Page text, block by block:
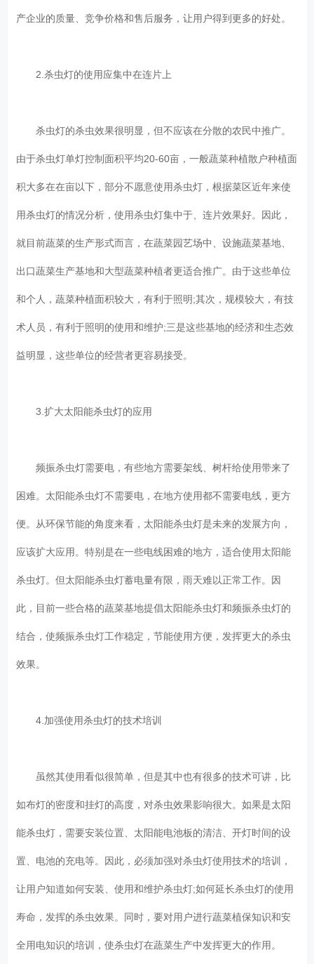
产企业的质量、竞争价格和售后服务，让用户得到更多的好处。
2.杀虫灯的使用应集中在连片上
杀虫灯的杀虫效果很明显，但不应该在分散的农民中推广。
由于杀虫灯单灯控制面积平均20-60亩，一般蔬菜种植散户种植面
积大多在在亩以下，部分不愿意使用杀虫灯，根据菜区近年来使
用杀虫灯的情况分析，使用杀虫灯集中于、连片效果好。因此，
就目前蔬菜的生产形式而言，在蔬菜园艺场中、设施蔬菜基地、
出口蔬菜生产基地和大型蔬菜种植者更适合推广。由于这些单位
和个人，蔬菜种植面积较大，有利于照明;其次，规模较大，有技
术人员，有利于照明的使用和维护;三是这些基地的经济和生态效
益明显，这些单位的经营者更容易接受。
3.扩大太阳能杀虫灯的应用
频振杀虫灯需要电，有些地方需要架线、树杆给使用带来了
困难。太阳能杀虫灯不需要电，在地方使用都不需要电线，更方
便。从环保节能的角度来看，太阳能杀虫灯是未来的发展方向，
应该扩大应用。特别是在一些电线困难的地方，适合使用太阳能
杀虫灯。但太阳能杀虫灯蓄电量有限，雨天难以正常工作。因
此，目前一些合格的蔬菜基地提倡太阳能杀虫灯和频振杀虫灯的
结合，使频振杀虫灯工作稳定，节能使用方便，发挥更大的杀虫
效果。
4.加强使用杀虫灯的技术培训
虽然其使用看似很简单，但是其中也有很多的技术可讲，比
如布灯的密度和挂灯的高度，对杀虫效果影响很大。如果是太阳
能杀虫灯，需要安装位置、太阳能电池板的清洁、开灯时间的设
置、电池的充电等。因此，必须加强对杀虫灯使用技术的培训，
让用户知道如何安装、使用和维护杀虫灯;如何延长杀虫灯的使用
寿命，发挥的杀虫效果。同时，要对用户进行蔬菜植保知识和安
全用电知识的培训，使杀虫灯在蔬菜生产中发挥更大的作用。